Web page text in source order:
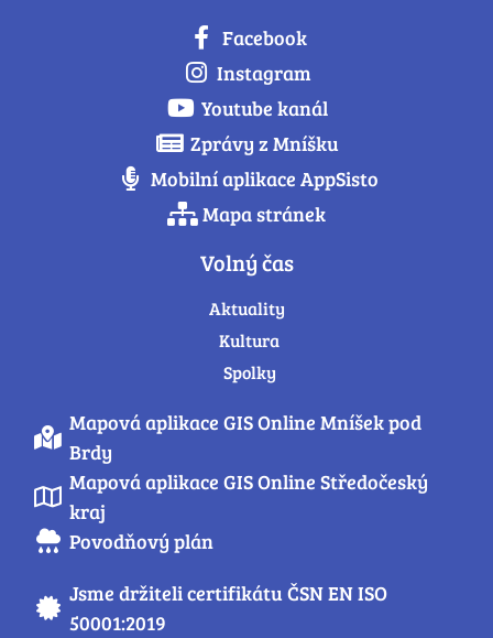
Facebook
Instagram
Youtube kanál
Zprávy z Mníšku
Mobilní aplikace AppSisto
Mapa stránek
Volný čas
Aktuality
Kultura
Spolky
Mapová aplikace GIS Online Mníšek pod
Brdy
Mapová aplikace GIS Online Středočeský
kraj
Povodňový plán
Jsme držiteli certifikátu ČSN EN ISO
50001:2019